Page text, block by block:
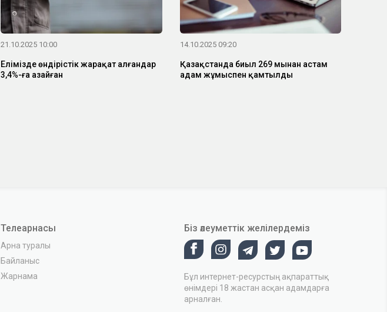
21.10.2025 10:00
Елімізде өндірістік жарақат алғандар
3,4%-ға азайған
14.10.2025 09:20
Қазақстанда биыл 269 мыңнан астам
адам жұмыспен қамтылды
Телеарнасы
Арна туралы
Байланыс
Жарнама
Біз әлеуметтік желілердеміз
Бұл интернет-ресурстың ақпараттық
өнімдері 18 жастан асқан адамдарға
арналған.